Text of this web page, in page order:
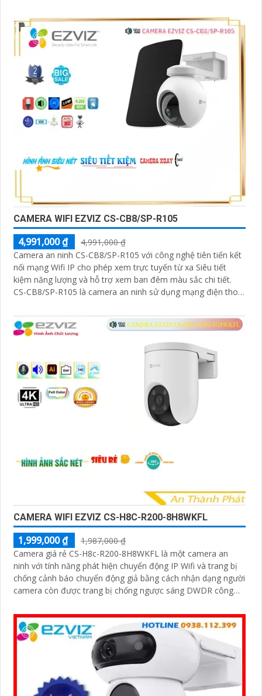
CAMERA WIFI EZVIZ CS-CB8/SP-R105
4,991,000 ₫
4,991,000 ₫
Camera an ninh CS-CB8/SP-R105 với công nghệ tiên tiến kết
nối mạng Wifi IP cho phép xem trực tuyến từ xa Siêu tiết
kiệm năng lượng và hỗ trợ xem ban đêm màu sắc chi tiết.
CS-CB8/SP-R105 là camera an ninh sử dụng mạng điện thoại
CAMERA WIFI EZVIZ CS-H8C-R200-8H8WKFL
1,999,000 ₫
1,987,000 ₫
Camera giá rẻ CS-H8c-R200-8H8WKFL là một camera an
ninh với tính năng phát hiện chuyển động IP Wifi và trang bị
chống cảnh báo chuyển động giả bằng cách nhận dạng người
camera còn được trang bị chống ngược sáng DWDR công
nhỏ gọn xoay 360 độ và có khe cắm thẻ nhớ Micro SD
512GB với khả năng thu âm và phát âm thanh to rõ